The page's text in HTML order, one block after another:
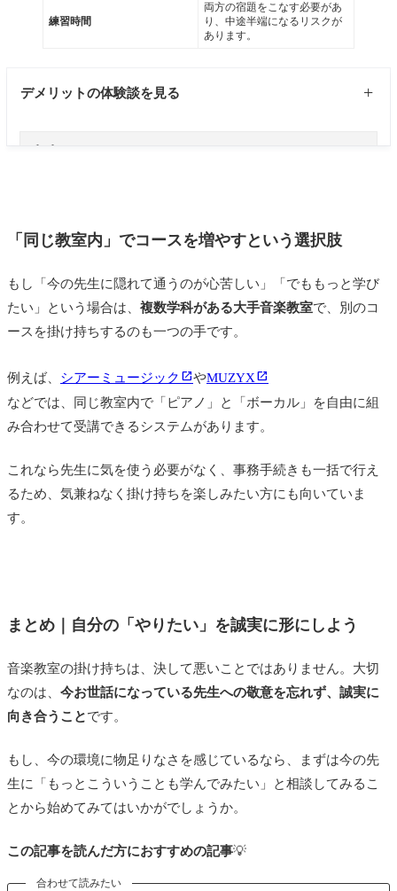
また、どのスクールかに関わらず先生との相性もあ
ると思ったので2つにしました。1人しか知らないと
人いることでそれぞれの良し悪しを感じることがで
関係ができるというのがメリットのひとつだと考え
私が通っていたピアノの教室もドラムの教室もマン
ツーマンの指導でしたが，待ち時間で他の生徒さん
の演奏など見ることができたりして勉強になりまし
また，わたしの場合はピアノとドラムで，全くと言
って良いほど方向性の違う楽器であるため，逆に新
しい視線を手に入れることができました。
とか，新しく発見できたり学んだりすることができ
るのではないでしょうか。
り、また作曲教育にも力を入れていた。
増えず、細かい技術の向上が見込めなかった他、ソ
ルフェージュには特化していなかったため、個人レ
ッスンを受けて様々なベクトルの能力を伸ばす必要
がありました。
また、グループレッスンではコンクールも殆どな
く、参加の機会を増やすためにもかけもちは必要で
先生を変えています。評判の良い先生はコンサート
練習時間
両方の宿題をこなす必要があ
り、中途半端になるリスクが
あります。
デメリットの体験談を見る
ちしていました。
費用など費用もかかります。
YAMAHAは週に3回、入会金で５千円、教材費7,600
円、月謝が6,480円、発表会参加費５００円、半年後
個人宅のピアノレッスンも月謝や教材費、発表会に
出るドレスなどの衣装がかかります。
個人宅のピアノレッスンは入会金不要でしたが、週
会のドレスは一回のレンタルで1万円。
年間にすると結構なお金がかかりますので、最大の
「同じ教室内」でコースを増やすという選択肢
もし「今の先生に隠れて通うのが心苦しい」「でももっと学び
たい」という場合は、 複数学科がある大手音楽教室で、別のコ
ースを掛け持ちするのも一つの手です。
例えば、 シアーミュージック やMUZYX
などでは、同じ教室内で「ピアノ」と「ボーカル」を自由に組
み合わせて受講できるシステムがあります。
これなら先生に気を使う必要がなく、事務手続きも一括で行え
るため、気兼ねなく掛け持ちを楽しみたい方にも向いていま
す。
まとめ｜自分の「やりたい」を誠実に形にしよう
音楽教室の掛け持ちは、決して悪いことではありません。大切
なのは、 今お世話になっている先生への敬意を忘れず、誠実に
向き合うことです。
もし、今の環境に物足りなさを感じているなら、まずは今の先
生に「もっとこういうことも学んでみたい」と相談してみるこ
とから始めてみてはいかがでしょうか。
この記事を読んだ方におすすめの記事💡
合わせて読みたい